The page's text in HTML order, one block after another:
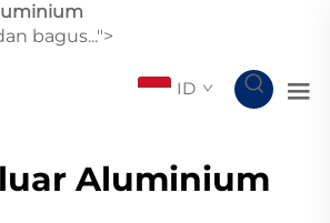
bagus...">
ID
Aluminium